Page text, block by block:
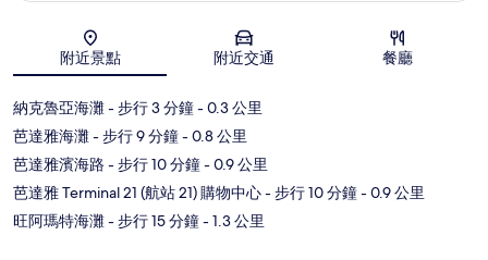
附近景點 附近交通 餐廳
納克魯亞海灘- 步行 3 分鐘- 0.3 公里
芭達雅海灘- 步行 9 分鐘- 0.8 公里
芭達雅濱海路 - 步行 10 分鐘- 0.9 公里
芭達雅 Terminal 21 (航站 21) 購物中心- 步行 10 分鐘- 0.9 公里
旺阿瑪特海灘- 步行 15 分鐘- 1.3 公里